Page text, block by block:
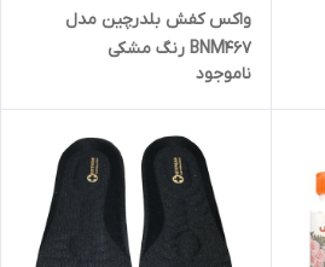
واکس کفش بلدرچین مدل
BNM467 رنگ مشکی
ناموجود